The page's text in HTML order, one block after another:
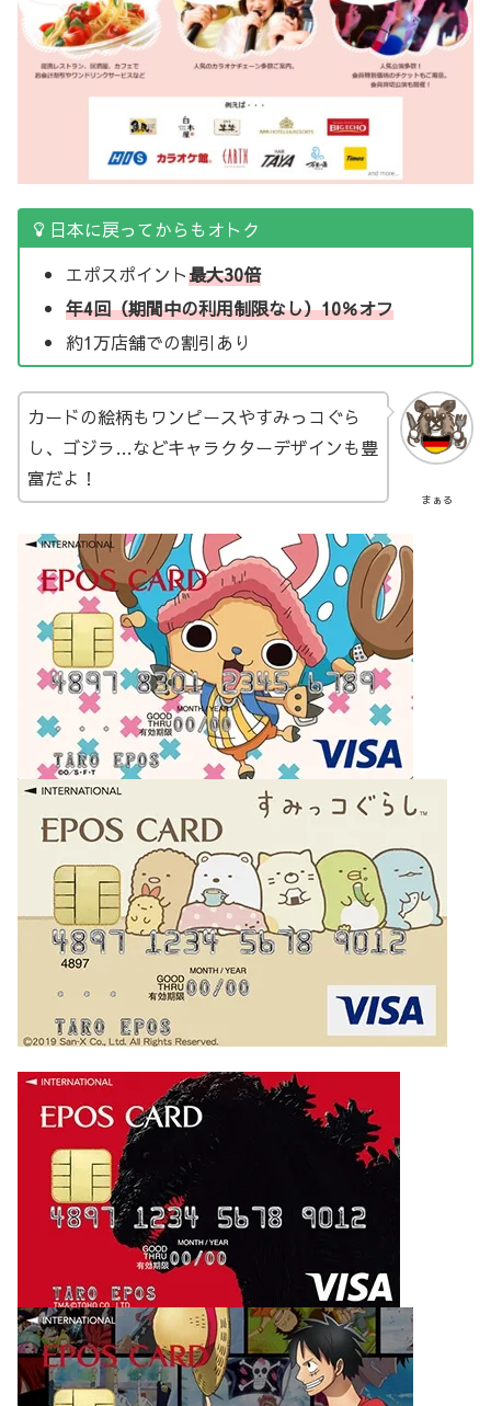
日本に戻ってからもオトク
エポスポイント最大30倍
年4回（期間中の利用制限なし）10％オフ
約1万店舗での割引あり
まぁる
カードの絵柄もワンピースやすみっコぐら
し、ゴジラ…などキャラクターデザインも豊
富だよ！